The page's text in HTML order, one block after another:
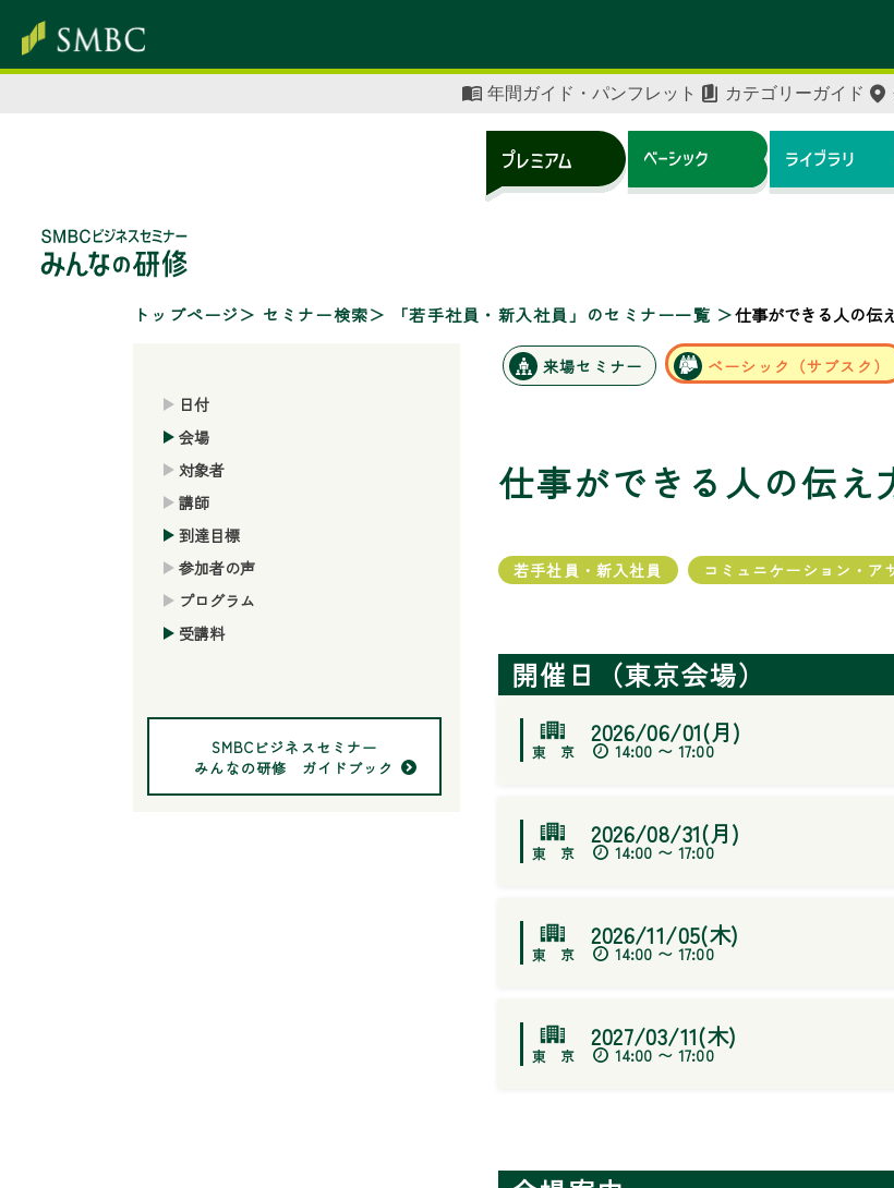
年間ガイド・パンフレット カテゴリーガイド
トップページ セミナー検索 「若手社員・新入社員」のセミナー一覧 仕事ができる人の伝
日付
会場
対象者
講師
到達目標
参加者の声
プログラム
受講料
SMBCビジネスセミナー
みんなの研修 ガイドブック
来場セミナー ベーシック（サブスク）
仕事ができる人の伝え
若手社員・新入社員 コミュニケーション・ア
開催日（東京会場）
2026/06/01(月)
14:00 〜 17:00
2026/08/31(月)
14:00 〜 17:00
2026/11/05(木)
14:00 〜 17:00
2027/03/11(木)
14:00 〜 17:00